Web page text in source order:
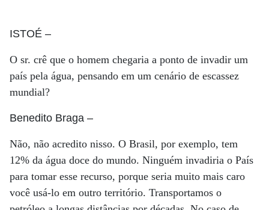
ISTOÉ –
O sr. crê que o homem chegaria a ponto de invadir um
país pela água, pensando em um cenário de escassez
mundial?
Benedito Braga –
Não, não acredito nisso. O Brasil, por exemplo, tem
12% da água doce do mundo. Ninguém invadiria o País
para tomar esse recurso, porque seria muito mais caro
você usá-lo em outro território. Transportamos o